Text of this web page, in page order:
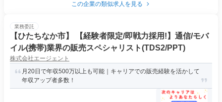
この企業の類似求人を見る
業務委託
【ひたちなか市】 【経験者限定/即戦力採用!】通信/モバ
イル(携帯)業界の販売スペシャリスト(TDS2/PPT)
株式会社エージェント
月20日で年収500万以上も可能｜キャリアでの販売経験を活かして
年収アップ者多数！